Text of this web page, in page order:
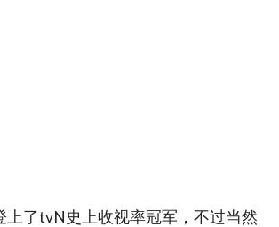
上了tvN史上收视率冠军，不过当然